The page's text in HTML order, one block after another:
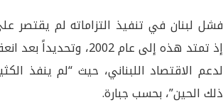
فشل لبنان في تنفيذ التزاماته لم يقتصر
لدعم الاقتصاد اللبناني، حيث “لم ينفذ
ذلك الحين”، بحسب جبارة.